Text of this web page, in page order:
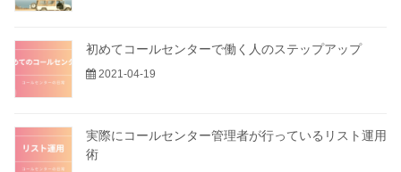
初めてコールセンターで働く人のステップアップ
2021-04-19
実際にコールセンター管理者が行っているリスト運用
術